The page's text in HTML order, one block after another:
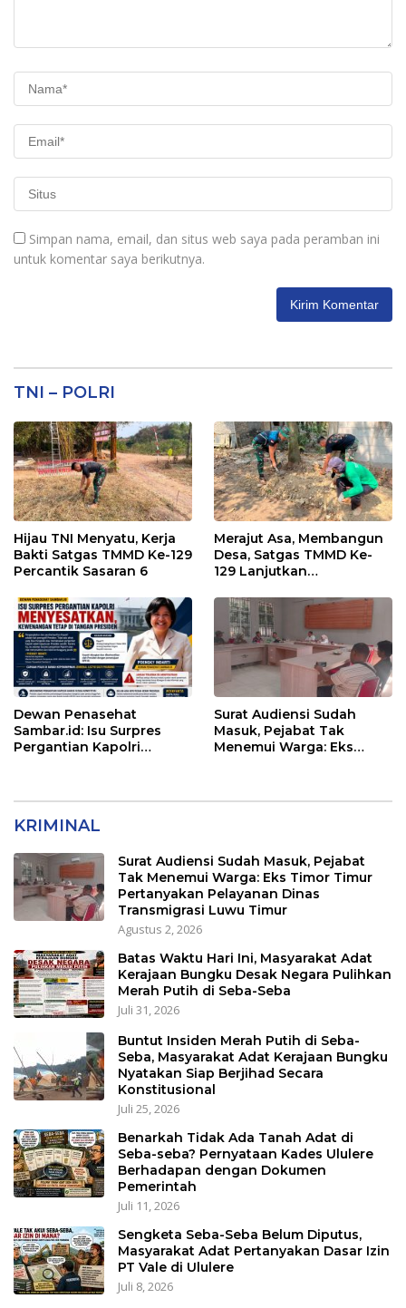
Simpan nama, email, dan situs web saya pada peramban ini
untuk komentar saya berikutnya.
TNI – POLRI
Hijau TNI Menyatu, Kerja
Bakti Satgas TMMD Ke-129
Percantik Sasaran 6
Merajut Asa, Membangun
Desa, Satgas TMMD Ke-
129 Lanjutkan
Dewan Penasehat
Sambar.id: Isu Surpres
Pergantian Kapolri
Surat Audiensi Sudah
Masuk, Pejabat Tak
Menemui Warga: Eks
KRIMINAL
Surat Audiensi Sudah Masuk, Pejabat
Tak Menemui Warga: Eks Timor Timur
Pertanyakan Pelayanan Dinas
Transmigrasi Luwu Timur
Agustus 2, 2026
Batas Waktu Hari Ini, Masyarakat Adat
Kerajaan Bungku Desak Negara Pulihkan
Merah Putih di Seba-Seba
Juli 31, 2026
Buntut Insiden Merah Putih di Seba-
Seba, Masyarakat Adat Kerajaan Bungku
Nyatakan Siap Berjihad Secara
Konstitusional
Juli 25, 2026
Benarkah Tidak Ada Tanah Adat di
Seba-seba? Pernyataan Kades Ululere
Berhadapan dengan Dokumen
Pemerintah
Juli 11, 2026
Sengketa Seba-Seba Belum Diputus,
Masyarakat Adat Pertanyakan Dasar Izin
PT Vale di Ululere
Juli 8, 2026